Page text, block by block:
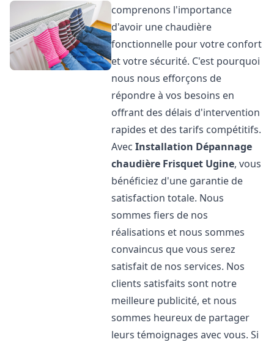
comprenons l'importance
d'avoir une chaudière
fonctionnelle pour votre confort
et votre sécurité. C'est pourquoi
nous nous efforçons de
répondre à vos besoins en
offrant des délais d'intervention
rapides et des tarifs compétitifs.
AvecInstallation Dépannage
chaudière Frisquet Ugine, vous
bénéficiez d'une garantie de
satisfaction totale. Nous
sommes fiers de nos
réalisations et nous sommes
convaincus que vous serez
satisfait de nos services. Nos
clients satisfaits sont notre
meilleure publicité, et nous
sommes heureux de partager
leurs témoignages avec vous. Si